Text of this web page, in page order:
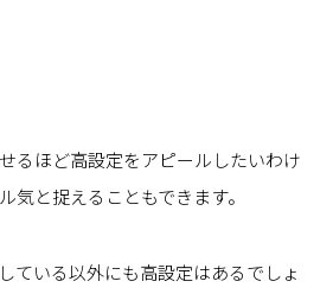
るほど高設定をアピールしたいわけ
気と捉えることもできます。
ている以外にも高設定はあるでしょ